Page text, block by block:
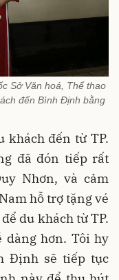
Sở Văn hoá, Thể thao
đến Bình Định bằng
khách đến từ TP.
đã đón tiếp rất
Nhơn, và cảm
hỗ trợ tặng vé
du khách từ TP.
dàng hơn. Tôi hy
Định sẽ tiếp tục